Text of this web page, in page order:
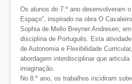
Os alunos do 7.º ano desenvolveram
Espaço”, inspirado na obra O
Sophia de Mello Breyner Andresen,
disciplina de Português. Esta
de Autonomia e Flexibilidade
abordagem interdisciplinar que
imaginação.
No 8.º ano, os trabalhos incidiram